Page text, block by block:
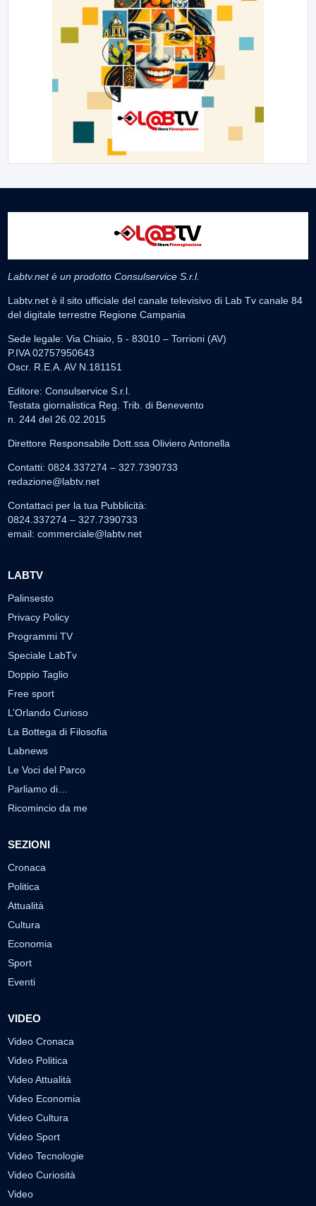
Labtv.net è un prodotto Consulservice S.r.l.
Labtv.net è il sito ufficiale del canale televisivo di Lab Tv canale 84
del digitale terrestre Regione Campania
Sede legale: Via Chiaio, 5 - 83010 – Torrioni (AV)
P.IVA 02757950643
Oscr. R.E.A. AV N.181151
Editore: Consulservice S.r.l.
Testata giornalistica Reg. Trib. di Benevento
n. 244 del 26.02.2015
Direttore Responsabile Dott.ssa Oliviero Antonella
Contatti: 0824.337274 – 327.7390733
redazione@labtv.net
Contattaci per la tua Pubblicità:
0824.337274 – 327.7390733
email: commerciale@labtv.net
LABTV
Palinsesto
Privacy Policy
Programmi TV
Speciale LabTv
Doppio Taglio
Free sport
L’Orlando Curioso
La Bottega di Filosofia
Labnews
Le Voci del Parco
Parliamo di…
Ricomincio da me
SEZIONI
Cronaca
Politica
Attualità
Cultura
Economia
Sport
Eventi
VIDEO
Video Cronaca
Video Politica
Video Attualità
Video Economia
Video Cultura
Video Sport
Video Tecnologie
Video Curiosità
Video